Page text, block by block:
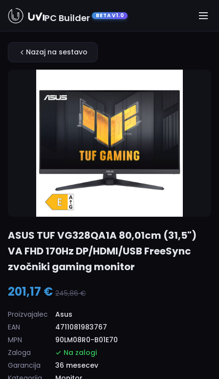
PC Builder BETA V1.0
Nazaj na sestavo
ASUS TUF VG328QA1A 80,01cm (31,5")
VA FHD 170Hz DP/HDMI/USB FreeSync
zvočniki gaming monitor
201,17 € 245,86 €
Proizvajalec
Asus
EAN
4711081983767
MPN
90LM08R0-B01E70
Zaloga
Na zalogi
Garancija
36 mesecev